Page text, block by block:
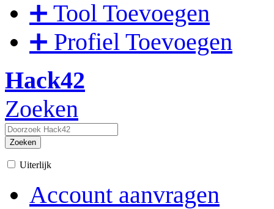
➕ Tool Toevoegen
➕ Profiel Toevoegen
Hack42
Zoeken
Zoeken
Uiterlijk
Account aanvragen